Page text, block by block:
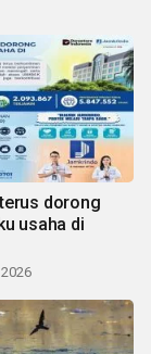
dorong
usaha di